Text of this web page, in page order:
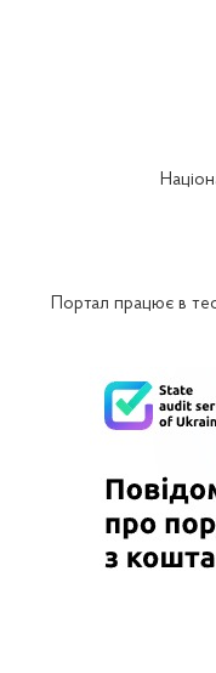
Портал працює в